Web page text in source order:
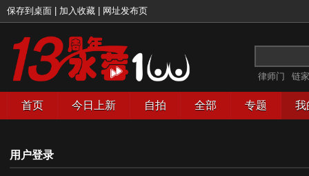
保存到桌面 加入收藏 网址发布页
律师门 链
首页 今日上新 自拍 全部 专题 我
用户登录